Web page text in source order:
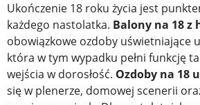
Ukończenie 18 roku życia jest
każdego nastolatka. Balony na 18 z
obowiązkowe ozdoby uświetniające
która w tym wypadku pełni funkcję
wejścia w dorosłość. Ozdoby na 18
się w plenerze, domowej scenerii